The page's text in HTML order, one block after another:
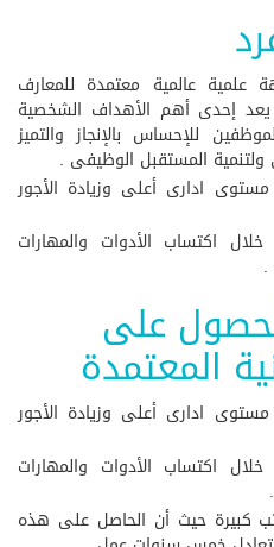
عالمية معتمدة للمعارف
يعد إحدى أهم الأهداف الشخصية
للإحساس بالإنجاز والتميز
المستقبل الوظيفى .
مستوى ادارى أعلى وزيادة الأجور
اكتساب الأدوات والمهارات
.
للحصول على
المعتمدة
مستوى ادارى أعلى وزيادة الأجور
اكتساب الأدوات والمهارات
كبيرة حيث أن الحاصل على هذه